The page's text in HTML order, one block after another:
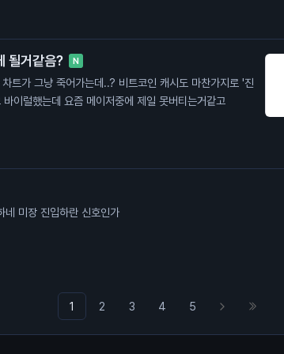
될거같음? N
데..? 비트코인 캐시도 마찬가지로 '진
이럴했는데 요즘 메이저중에 제일 못버티는거같고
네 미장 진입하란 신호인가
1 2 3 4 5